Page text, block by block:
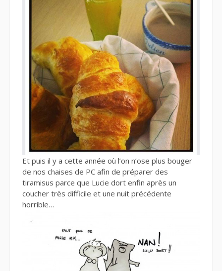
Et puis il y a cette année où l’on n’ose plus bouger
de nos chaises de PC afin de préparer des
tiramisus parce que Lucie dort enfin après un
coucher très difficile et une nuit précédente
horrible…